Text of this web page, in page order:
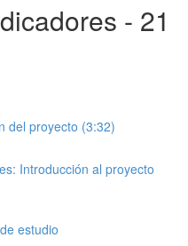
- 21
del proyecto (3:32)
Introducción al proyecto
estudio